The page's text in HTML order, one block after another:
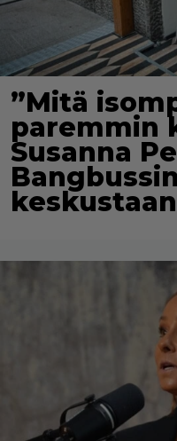
”Mitä
paremmin
Susanna
keskustaan